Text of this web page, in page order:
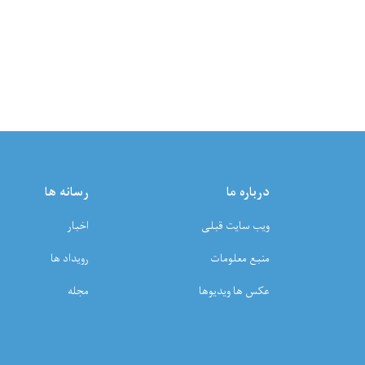
درباره ما
ویب سایت قبلی
منبع معلومات
عکس ها ویدیوها
رسانه ها
اخبار
رویداد ها
مجله